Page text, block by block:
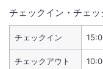
チェックイン・チェ
チェックイン
チェックアウト